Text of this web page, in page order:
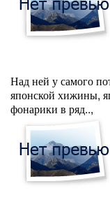
Над ней у самого
японской хижины,
фонарики в ряд..,